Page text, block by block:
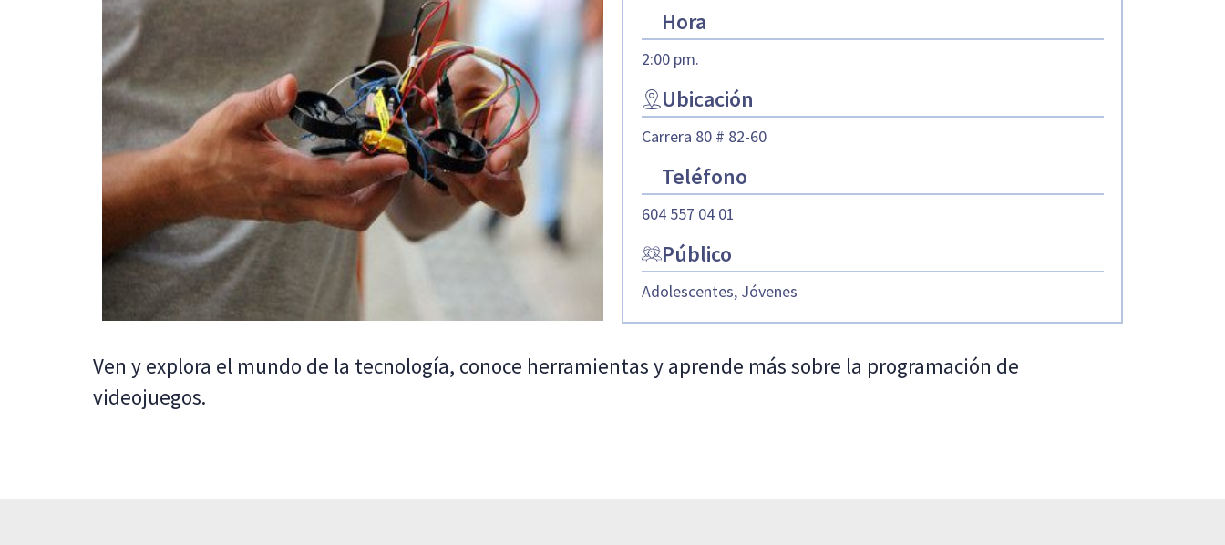
Hora
2:00 pm.
Ubicación
Carrera 80 # 82-60
Teléfono
604 557 04 01
Público
Adolescentes, Jóvenes
Ven y explora el mundo de la tecnología, conoce herramientas y aprende más sobre la programación de
videojuegos.